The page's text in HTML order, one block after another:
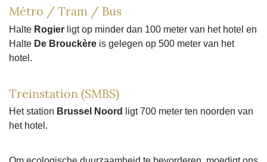
Métro / Tram / Bus
Halte Rogier ligt op minder dan 100 meter van het hotel en
Halte De Brouckère is gelegen op 500 meter van het
hotel.
Treinstation (SMBS)
Het station Brussel Noord
ligt 700 meter ten noorden van
het hotel.